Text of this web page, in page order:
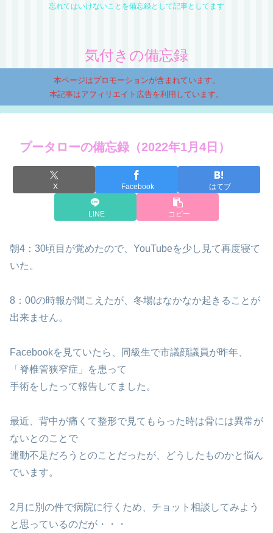
忘れてはいけないことを備忘録として記事としてます
気付きの備忘録
本ページはプロモーションが含まれています。
本記事はアフィリエイト広告を利用しています。
プータローの備忘録（2022年1月4日）
X Facebook はてブ
LINE コピー
朝4：30頃目が覚めたので、YouTubeを少し見て再度寝て
いた。
8：00の時報が聞こえたが、冬場はなかなか起きることが
出来ません。
Facebookを見ていたら、同級生で市議顔議員が昨年、
「脊椎管狭窄症」を患って
手術をしたって報告してました。
最近、背中が痛くて整形で見てもらった時は骨には異常が
ないとのことで
運動不足だろうとのことだったが、どうしたものかと悩ん
でいます。
2月に別の件で病院に行くため、チョット相談してみよう
と思っているのだが・・・